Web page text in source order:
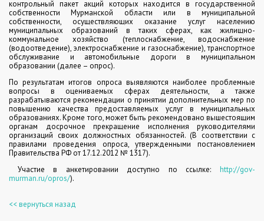
контрольный пакет акций которых находится в государственной
собственности Мурманской области или в муниципальной
собственности, осуществляющих оказание услуг населению
муниципальных образований в таких сферах, как жилищно-
коммунальное хозяйство (теплоснабжение, водоснабжение
(водоотведение), электроснабжение и газоснабжение), транспортное
обслуживание и автомобильные дороги в муниципальном
образовании (далее – опрос).
По результатам итогов опроса выявляются наиболее проблемные
вопросы в оцениваемых сферах деятельности, а также
разрабатываются рекомендации о принятии дополнительных мер по
повышению качества предоставляемых услуг в муниципальных
образованиях. Кроме того, может быть рекомендовано вышестоящим
органам досрочное прекращение исполнения руководителями
организаций своих должностных обязанностей. (В соответствии с
правилами проведения опроса, утвержденными постановлением
Правительства РФ от 17.12.2012 № 1317).
Участие в анкетировании доступно по ссылке: http://gov-
murman.ru/opros/).
<< вернуться назад